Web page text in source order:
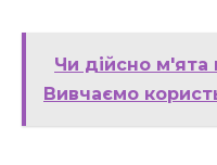
Чи дійсно м'ята
Вивчаємо